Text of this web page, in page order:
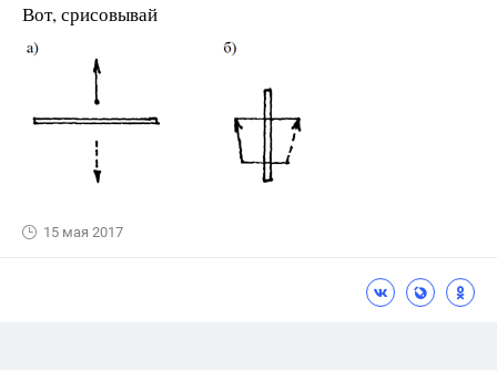
Вот, срисовывай
15 мая 2017